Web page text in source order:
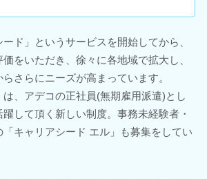
ド」というサービスを開始してから、
をいただき、徐々に各地域で拡大し、
さらにニーズが高まっています。
は、アデコの正社員(無期雇用派遣)とし
して頂く新しい制度。事務未経験者・
キャリアシード エル」も募集をしてい